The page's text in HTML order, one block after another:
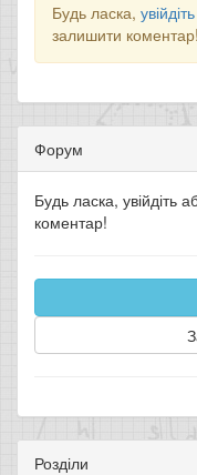
Будь ласка, увійдіть
залишити коментар!
Форум
Будь ласка, увійдіть
коментар!
Розділи